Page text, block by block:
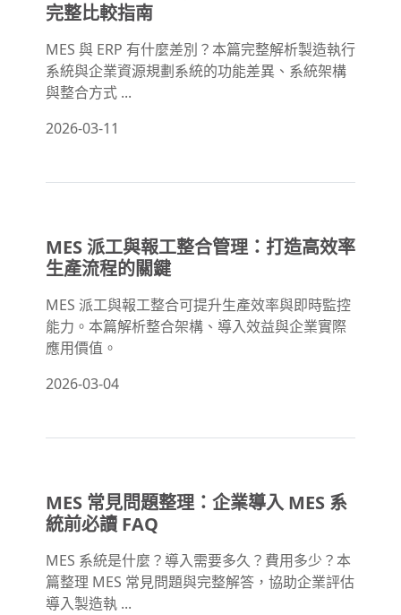
完整比較指南
MES 與 ERP 有什麼差別？本篇完整解析製造執行
系統與企業資源規劃系統的功能差異、系統架構
與整合方式 ...
2026-03-11
MES 派工與報工整合管理：打造高效率
生產流程的關鍵
MES 派工與報工整合可提升生產效率與即時監控
能力。本篇解析整合架構、導入效益與企業實際
應用價值。
2026-03-04
MES 常見問題整理：企業導入 MES 系
統前必讀 FAQ
MES 系統是什麼？導入需要多久？費用多少？本
篇整理 MES 常見問題與完整解答，協助企業評估
導入製造執 ...